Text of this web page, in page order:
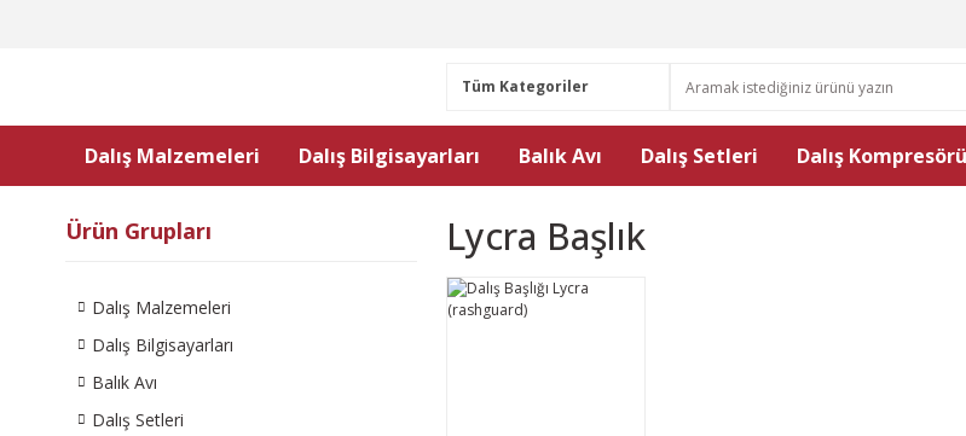
Dalış Malzemeleri Dalış Bilgisayarları Balık Avı Dalış Setleri Dalış Kompresörü
Ürün Grupları
Dalış Malzemeleri
Dalış Bilgisayarları
Balık Avı
Dalış Setleri
Lycra Başlık